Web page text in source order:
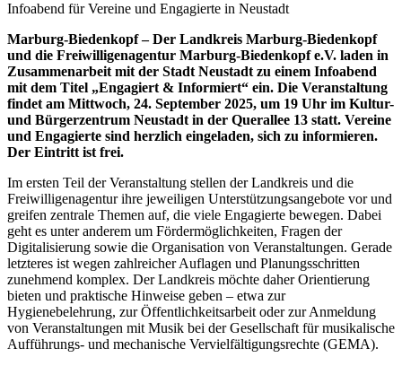
Infoabend für Vereine und Engagierte in Neustadt
Marburg-Biedenkopf – Der Landkreis Marburg-Biedenkopf
und die Freiwilligenagentur Marburg-Biedenkopf e.V. laden in
Zusammenarbeit mit der Stadt Neustadt zu einem Infoabend
mit dem Titel „Engagiert & Informiert“ ein. Die Veranstaltung
findet am Mittwoch, 24. September 2025, um 19 Uhr im Kultur-
und Bürgerzentrum Neustadt in der Querallee 13 statt. Vereine
und Engagierte sind herzlich eingeladen, sich zu informieren.
Der Eintritt ist frei.
Im ersten Teil der Veranstaltung stellen der Landkreis und die
Freiwilligenagentur ihre jeweiligen Unterstützungsangebote vor und
greifen zentrale Themen auf, die viele Engagierte bewegen. Dabei
geht es unter anderem um Fördermöglichkeiten, Fragen der
Digitalisierung sowie die Organisation von Veranstaltungen. Gerade
letzteres ist wegen zahlreicher Auflagen und Planungsschritten
zunehmend komplex. Der Landkreis möchte daher Orientierung
bieten und praktische Hinweise geben – etwa zur
Hygienebelehrung, zur Öffentlichkeitsarbeit oder zur Anmeldung
von Veranstaltungen mit Musik bei der Gesellschaft für musikalische
Aufführungs- und mechanische Vervielfältigungsrechte (GEMA).